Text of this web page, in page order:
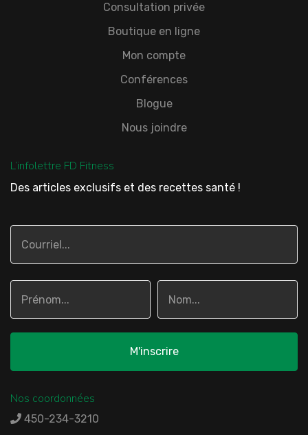
Consultation privée
Boutique en ligne
Mon compte
Conférences
Blogue
Nous joindre
L’infolettre FD Fitness
Des articles exclusifs et des recettes santé !
Nos coordonnées
450-234-3210